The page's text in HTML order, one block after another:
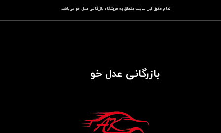
تمام حقوق این سایت متعلق به فروشگاهباز​​​​​​​رگانی عدل خو می‌باشد.
بازرگانی عدل خو